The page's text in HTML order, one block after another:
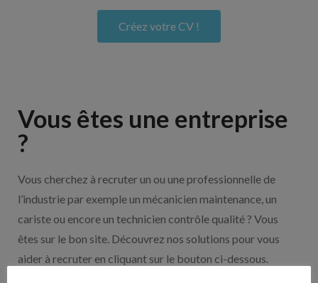
Créez votre CV !
Vous êtes une entreprise
?
Vous cherchez à recruter un ou une professionnelle de
l’industrie par exemple un mécanicien maintenance, un
cariste ou encore un technicien contrôle qualité ? Vous
êtes sur le bon site. Découvrez nos solutions pour vous
aider à recruter en cliquant sur le bouton ci-dessous.